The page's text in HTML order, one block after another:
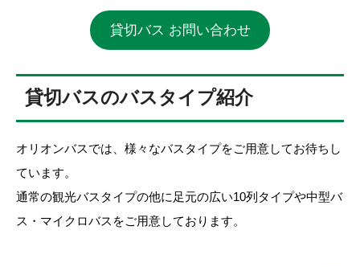
貸切バス お問い合わせ
貸切バスのバスタイプ紹介
オリオンバスでは、様々なバスタイプをご用意してお待ちし
ています。
通常の観光バスタイプの他に足元の広い10列タイプや中型バ
ス・マイクロバスをご用意しております。